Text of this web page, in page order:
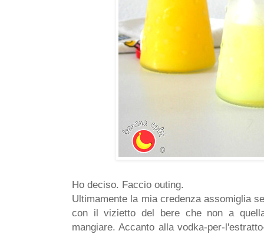
Ho deciso. Faccio outing.
Ultimamente la mia credenza assomiglia
con il vizietto del bere che non a
mangiare. Accanto alla vodka-per-